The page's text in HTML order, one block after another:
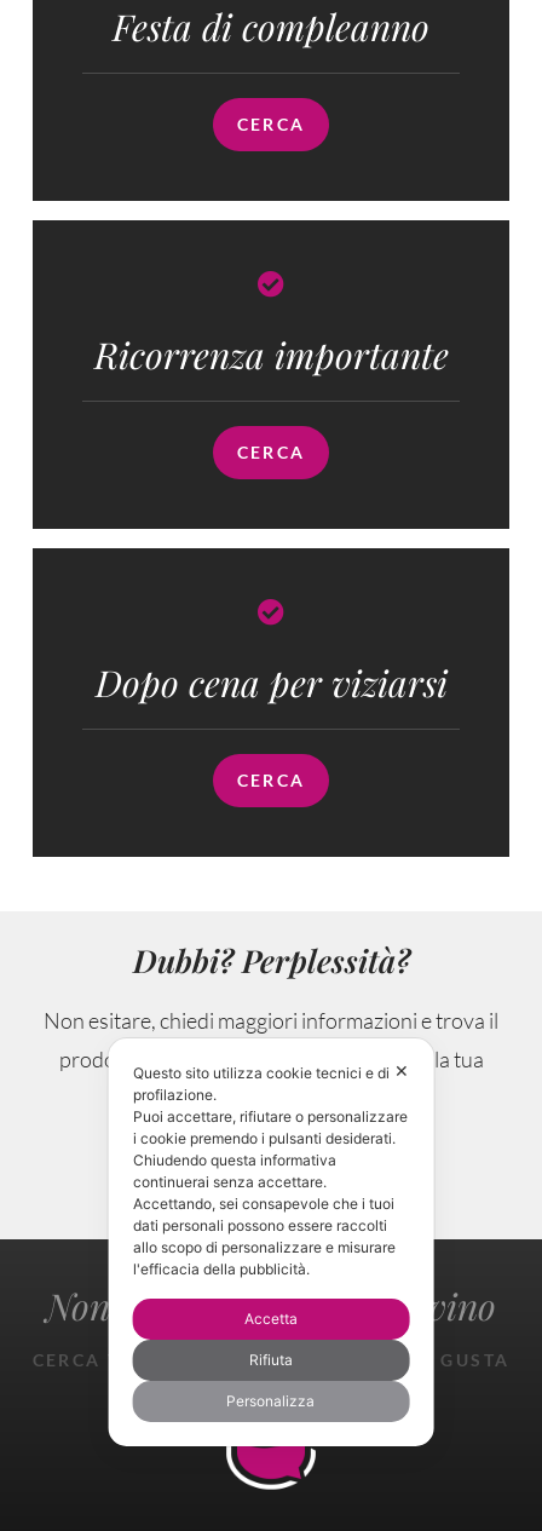
Festa di compleanno
CERCA
Ricorrenza importante
CERCA
Dopo cena per viziarsi
CERCA
Dubbi? Perplessità?
Non esitare, chiedi maggiori informazioni e trova il
prodotto che si sposa alla perfezione con la tua
CONTATTAMI!
Non perderti il gusto del vino
CERCA TROVA ASSAGGIA SPERIMENTA GUSTA
GIOISCI
✕
Questo sito utilizza cookie tecnici e di
profilazione.
Puoi accettare, rifiutare o personalizzare
i cookie premendo i pulsanti desiderati.
Chiudendo questa informativa
continuerai senza accettare.
Accettando, sei consapevole che i tuoi
dati personali possono essere raccolti
allo scopo di personalizzare e misurare
l'efficacia della pubblicità.
Accetta
Rifiuta
Personalizza